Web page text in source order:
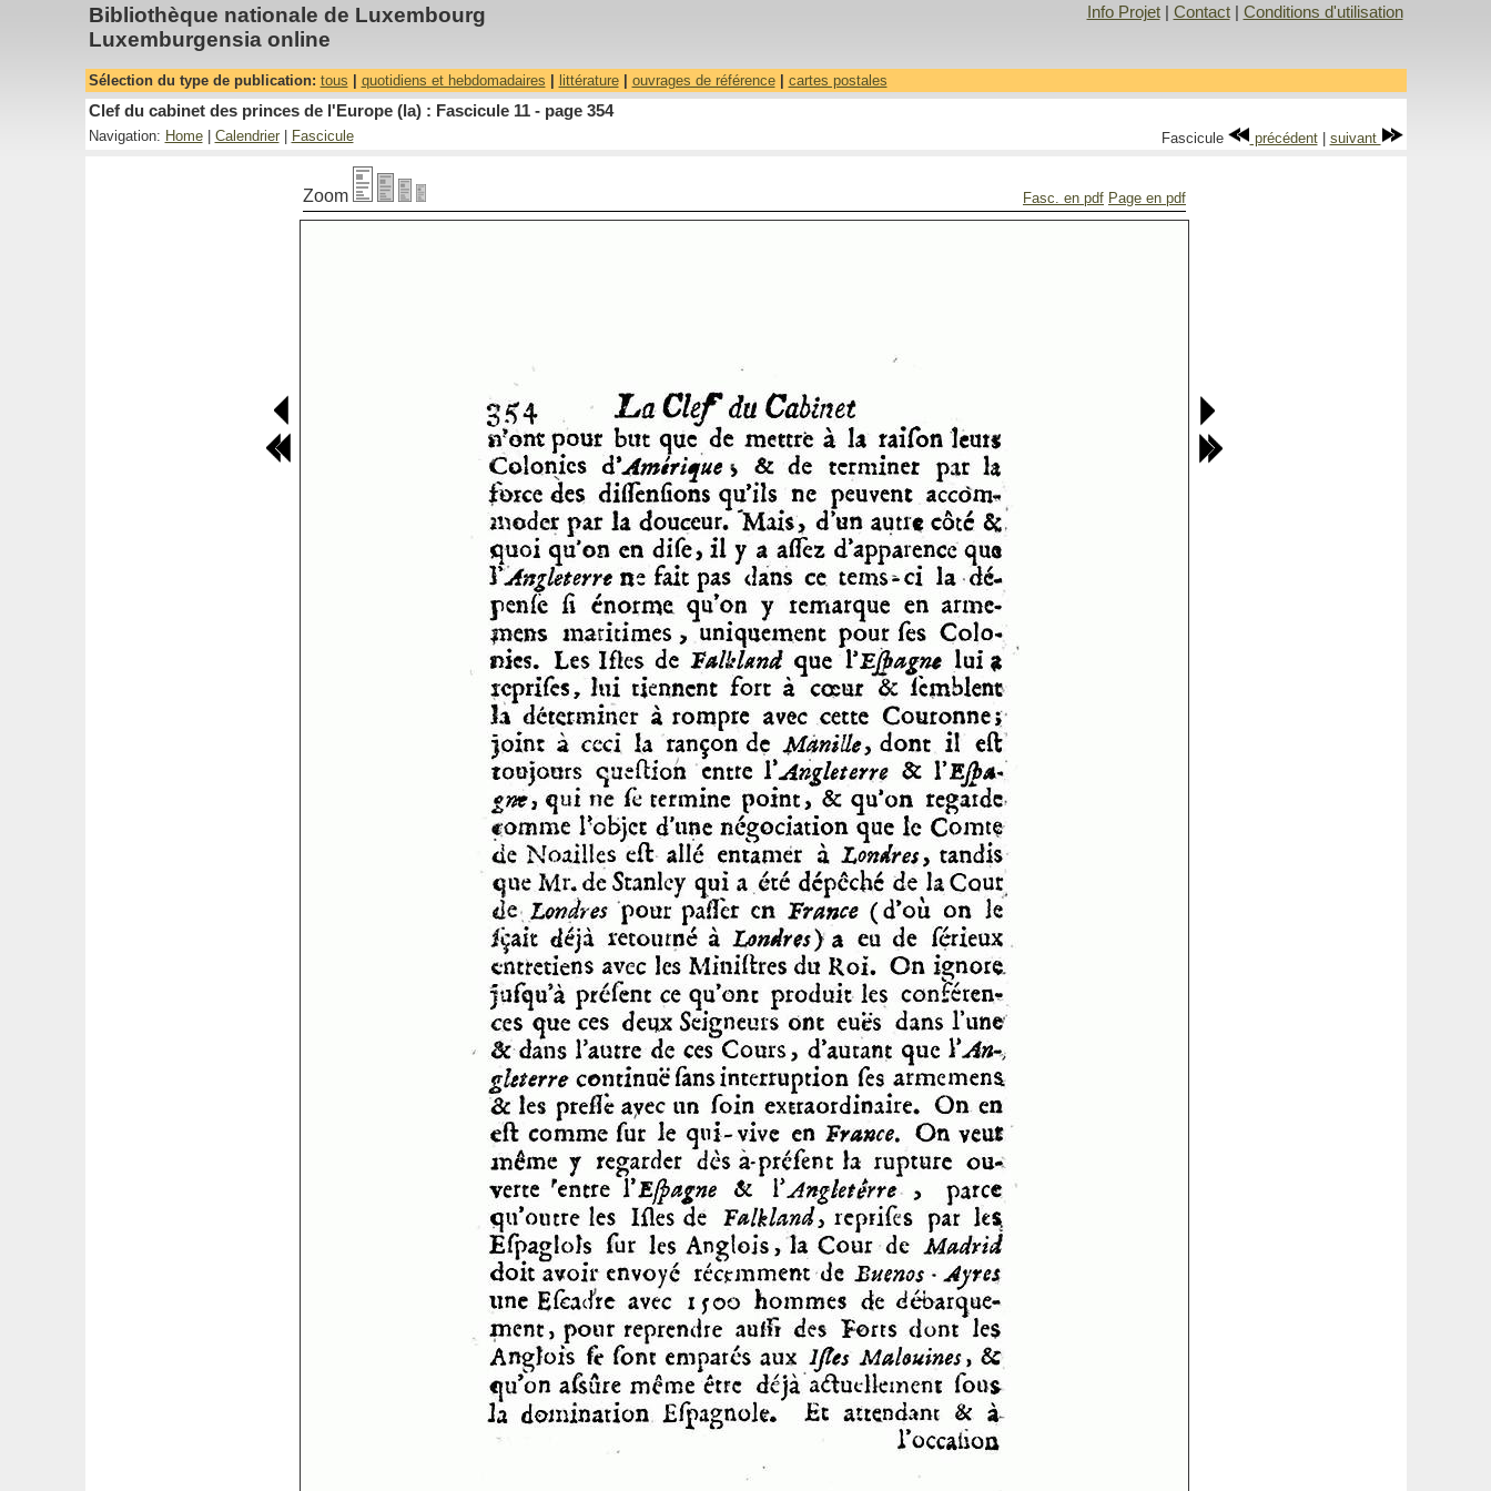
Bibliothèque nationale de Luxembourg
Luxemburgensia online
Info Projet| Contact| Conditions d'utilisation
Sélection du type de publication: tous quotidiens et hebdomadaires littérature| ouvrages de référence| cartes postales
Clef du cabinet des princes de l'Europe (la) : Fascicule 11 - page 354
Navigation: Home| Calendrier| Fascicule Fascicule précédent| suivant
Zoom Fasc. en pdf Page en pdf